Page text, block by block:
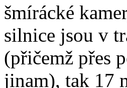
šmírácké
silnice jsou v
(přičemž přes
jinam), tak 17